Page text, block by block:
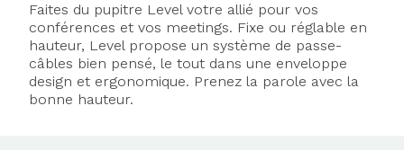
Faites du pupitre Level votre allié pour vos
conférences et vos meetings. Fixe ou réglable en
hauteur, Level propose un système de passe-
câbles bien pensé, le tout dans une enveloppe
design et ergonomique. Prenez la parole avec la
bonne hauteur.